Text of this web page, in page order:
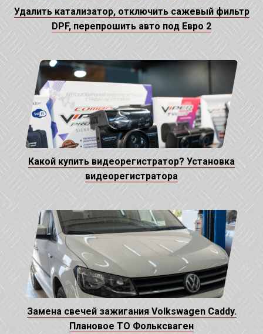
Удалить катализатор, отключить сажевый фильтр
DPF, перепрошить авто под Евро 2
Какой купить видеорегистратор? Установка
видеорегистратора
Замена свечей зажигания Volkswagen Caddy.
Плановое ТО Фольксваген